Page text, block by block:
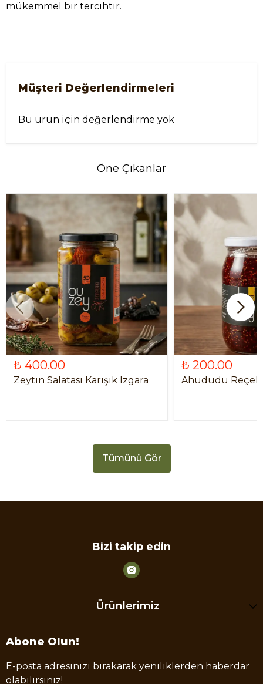
mükemmel bir tercihtir.
Müşteri Değerlendirmeleri
Bu ürün için değerlendirme yok
Öne Çıkanlar
₺ 400.00
Zeytin Salatası Karışık Izgara
₺ 200.00
Ahududu Reçeli
Tümünü Gör
Bizi takip edin
Ürünlerimiz
Abone Olun!
E-posta adresinizi bırakarak yeniliklerden haberdar
olabilirsiniz!